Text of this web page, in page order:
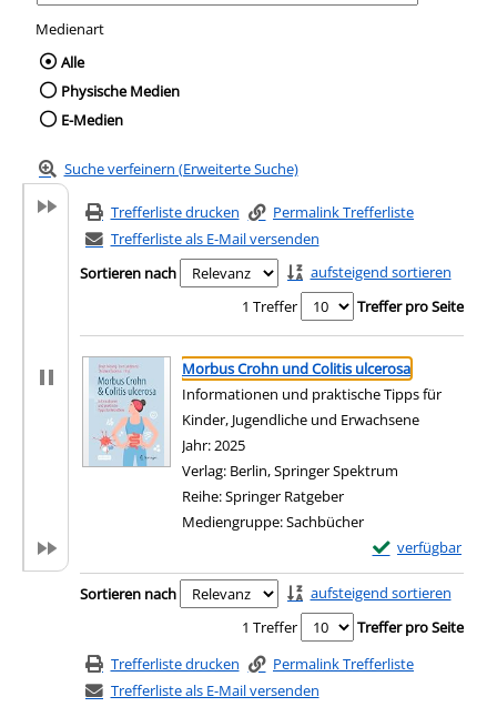
Medienart
Wählen Sie die Medienart nach der Sie
Alle
Physische Medien
E-Medien
Suche verfeinern (Erweiterte Suche)
Trefferliste drucken
Permalink Trefferliste
Trefferliste als E-Mail versenden
Sortieren nach
aufsteigend sortieren
1 Treffer
Treffer pro Seite
Suchergebnis
Zu den Suchfiltern springen
Morbus Crohn und Colitis ulcerosa
Informationen und praktische Tipps für
Kinder, Jugendliche und Erwachsene
Suche nach diesem Verfasser
Jahr:2025
Verlag: Berlin, Springer Spektrum
Reihe:Springer Ratgeber
Mediengruppe:Sachbücher
verfügbar
Exemplar-
Zum Download
Zu den Suchfiltern springen
Sortieren nach
aufsteigend sortieren
1 Treffer
Treffer pro Seite
Trefferliste drucken
Permalink Trefferliste
Trefferliste als E-Mail versenden